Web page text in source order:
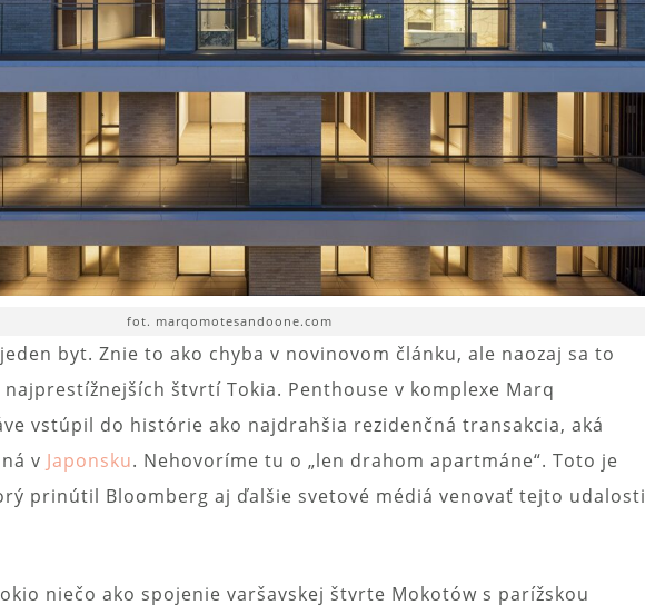
fot. marqomotesandoone.com
byt. Znie to ako chyba v novinovom článku, ale naozaj sa to
štvrtí Tokia. Penthouse v komplexe Marq
vstúpil do histórie ako najdrahšia rezidenčná transakcia, aká
v Japonsku. Nehovoríme tu o „len drahom apartmáne“. Toto je
prinútil Bloomberg aj ďalšie svetové médiá venovať tejto udalosti
niečo ako spojenie varšavskej štvrte Mokotów s parížskou